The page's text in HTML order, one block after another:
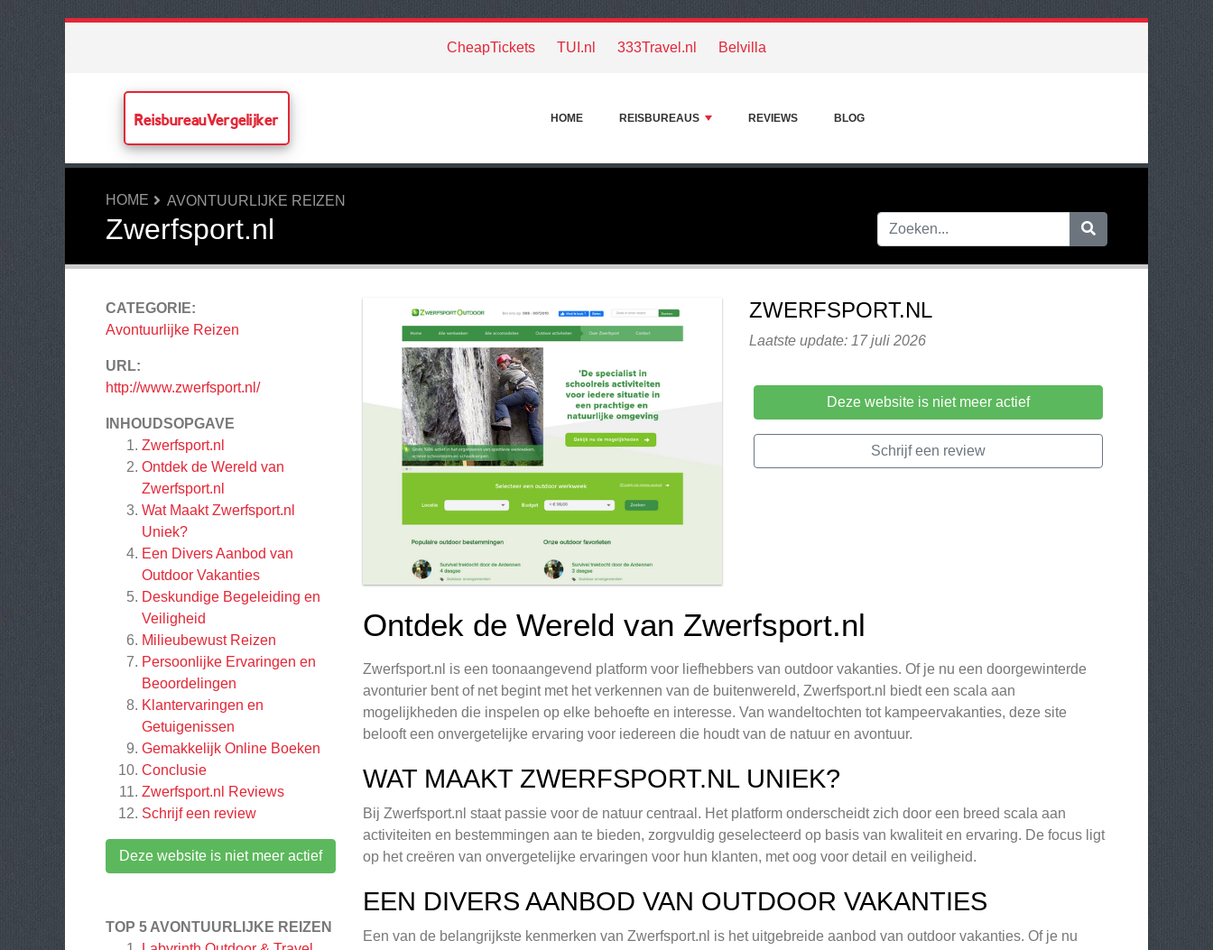
CheapTickets TUI.nl 333Travel.nl Belvilla
ReisbureauVergelijker HOME REISBUREAUS REVIEWS BLOG
HOME AVONTUURLIJKE REIZEN
Zwerfsport.nl
CATEGORIE:
Avontuurlijke Reizen
URL:
http://www.zwerfsport.nl/
INHOUDSOPGAVE
Zwerfsport.nl
Ontdek de Wereld van
Zwerfsport.nl
Wat Maakt Zwerfsport.nl
Uniek?
Een Divers Aanbod van
Outdoor Vakanties
Deskundige Begeleiding en
Veiligheid
Milieubewust Reizen
Persoonlijke Ervaringen en
Beoordelingen
Klantervaringen en
Getuigenissen
Gemakkelijk Online Boeken
Conclusie
Zwerfsport.nl
Reviews
Schrijf een review
Deze website is niet meer actief
TOP 5 AVONTUURLIJKE REIZEN
ZWERFSPORT.NL
Laatste update: 17 juli 2026
Deze website is niet meer actief
Schrijf een review
Ontdek de Wereld van Zwerfsport.nl
Zwerfsport.nl is een toonaangevend platform voor liefhebbers van outdoor vakanties. Of je nu een doorgewinterde
avonturier bent of net begint met het verkennen van de buitenwereld, Zwerfsport.nl biedt een scala aan
mogelijkheden die inspelen op elke behoefte en interesse. Van wandeltochten tot kampeervakanties, deze site
belooft een onvergetelijke ervaring voor iedereen die houdt van de natuur en avontuur.
WAT MAAKT ZWERFSPORT.NL UNIEK?
Bij Zwerfsport.nl staat passie voor de natuur centraal. Het platform onderscheidt zich door een breed scala aan
activiteiten en bestemmingen aan te bieden, zorgvuldig geselecteerd op basis van kwaliteit en ervaring. De focus ligt
op het creëren van onvergetelijke ervaringen voor hun klanten, met oog voor detail en veiligheid.
EEN DIVERS AANBOD VAN OUTDOOR VAKANTIES
Een van de belangrijkste kenmerken van Zwerfsport.nl is het uitgebreide aanbod van outdoor vakanties. Of je nu